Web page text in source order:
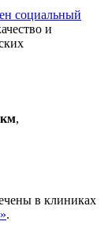
социальный
и
км,
в клиниках
.